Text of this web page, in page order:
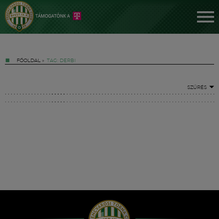
FŐOLDAL » TAG: DERBI
SZŰRÉS
Hírek